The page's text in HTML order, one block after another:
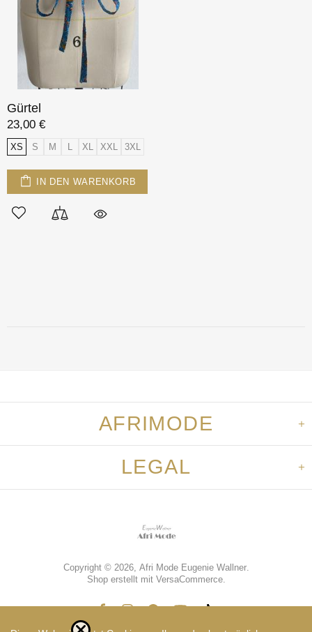
Gürtel
23,00 €
XS S M XL XXL 3XL
IN DEN WARENKORB
AFRIMODE
LEGAL
Copyright © 2026, Afri Mode Eugenie Wallner.
Shop erstellt mit VersaCommerce.